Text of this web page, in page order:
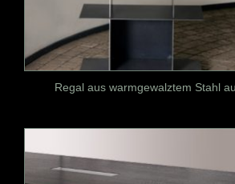
Regal aus warmgewalztem Stahl